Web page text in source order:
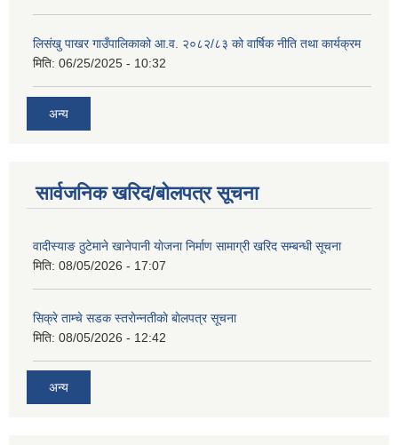
लिसंखु पाखर गाउँपालिकाको आ.व. २०८२/८३ को वार्षिक नीति तथा कार्यक्रम
मिति: 06/25/2025 - 10:32
अन्य
सार्वजनिक खरिद/बोलपत्र सूचना
वादीस्याङ ठुटेमाने खानेपानी याेजना निर्माण सामाग्री खरिद सम्बन्धी सूचना
मिति: 08/05/2026 - 17:07
सिक्रे ताम्चे सडक स्तराेन्नतीकाे बाेलपत्र सूचना
मिति: 08/05/2026 - 12:42
अन्य